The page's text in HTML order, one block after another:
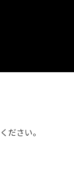
ださい。